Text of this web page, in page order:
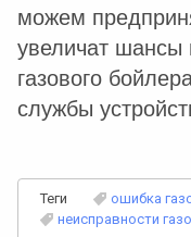
можем
увеличат шансы
газового
службы
Теги ошибка
неисправности